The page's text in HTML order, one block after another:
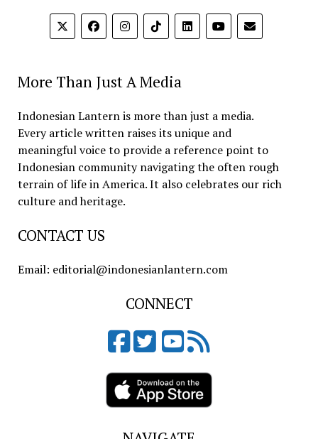
More Than Just A Media
Indonesian Lantern is more than just a media.
Every article written raises its unique and
meaningful voice to provide a reference point to
Indonesian community navigating the often rough
terrain of life in America. It also celebrates our rich
culture and heritage.
CONTACT US
Email: editorial@indonesianlantern.com
CONNECT